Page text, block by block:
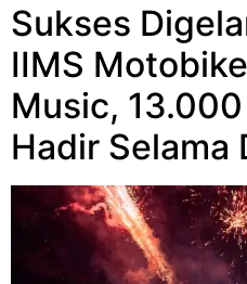
Sukses
IIMS
Music,
Hadir Selama